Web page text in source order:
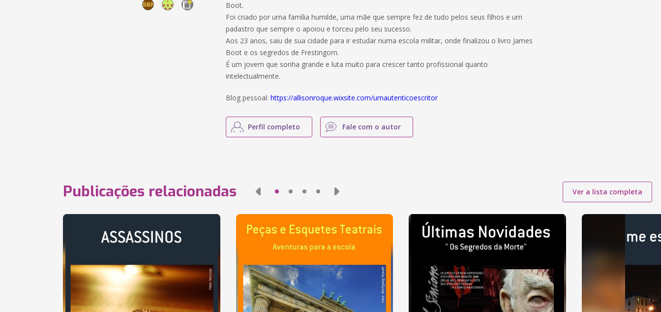
Boot.
Foi criado por uma família humilde, uma mãe que sempre fez de tudo pelos seus filhos e um
padastro que sempre o apoiou e torceu pelo seu sucesso.
Aos 23 anos, saiu de sua cidade para ir estudar numa escola militar, onde finalizou o livro James
Boot e os segredos de Frestingorn.
É um jovem que sonha grande e luta muito para crescer tanto profissional quanto
intelectualmente.
Blog pessoal:https://allisonroque.wixsite.com/umautenticoescritor
Perfil completo Fale com o autor
Publicações relacionadas Ver a lista completa